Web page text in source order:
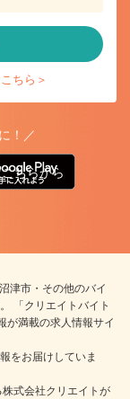
ちら＞
！／
ちらから
津市・その他のバイ
「クリエイトバイト
が満載の求人情報サイ
をお届けしていま
式会社クリエイトが